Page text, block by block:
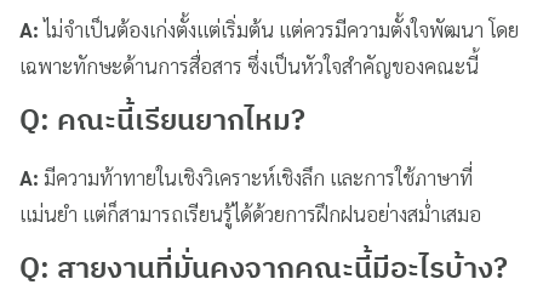
A:ไม่จำเป็นต้องเก่งตั้งแต่เริ่มต้น แต่ควรมีความตั้งใจพัฒนา โดย
เฉพาะทักษะด้านการสื่อสาร ซึ่งเป็นหัวใจสำคัญของคณะนี้
Q: คณะนี้เรียนยากไหม?
A: มีความท้าทายในเชิงวิเคราะห์เชิงลึก และการใช้ภาษาที่
แม่นยำ แต่ก็สามารถเรียนรู้ได้ด้วยการฝึกฝนอย่างสม่ำเสมอ
Q: สายงานที่มั่นคงจากคณะนี้มีอะไรบ้าง?